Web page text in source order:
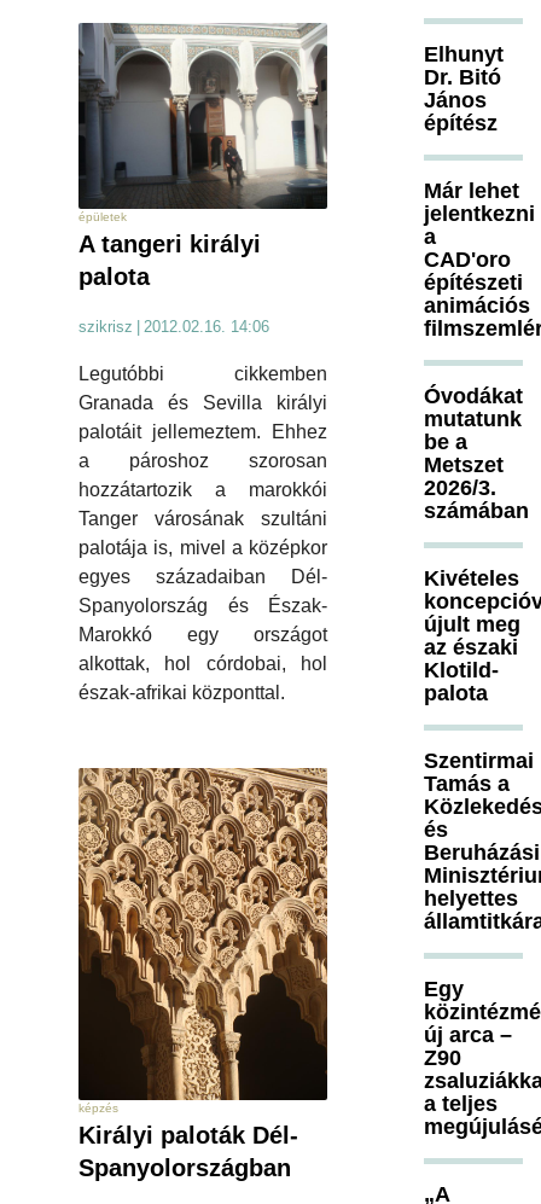
épületek
A tangeri királyi
palota
szikrisz 2012.02.16. 14:06
Legutóbbi cikkemben
Granada és Sevilla királyi
palotáit jellemeztem. Ehhez
a pároshoz szorosan
hozzátartozik a marokkói
Tanger városának szultáni
palotája is, mivel a középkor
egyes századaiban Dél-
Spanyolország és Észak-
Marokkó egy országot
alkottak, hol córdobai, hol
észak-afrikai központtal.
képzés
Királyi paloták Dél-
Spanyolországban
Elhunyt
Dr. Bitó
János
építész
Már lehet
jelentkezni
a
CAD'oro
építészeti
animációs
Óvodákat
mutatunk
be a
Metszet
2026/3.
számában
Kivételes
újult meg
az északi
Klotild-
palota
Szentirmai
Tamás a
és
Beruházási
helyettes
Egy
új arca –
Z90
a teljes
„A